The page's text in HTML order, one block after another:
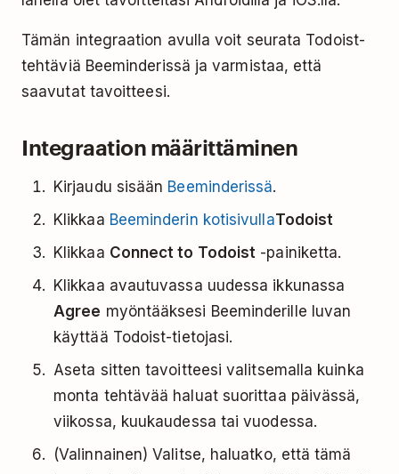
Tämän integraation avulla voit seurata Todoist-
tehtäviä Beeminderissä ja varmistaa, että
saavutat tavoitteesi.
Integraation määrittäminen
Kirjaudu sisään Beeminderissä.
Klikkaa Beeminderin kotisivullaTodoist
Klikkaa Connect to Todoist -painiketta.
Klikkaa avautuvassa uudessa ikkunassa
Agree myöntääksesi Beeminderille luvan
käyttää Todoist-tietojasi.
Aseta sitten tavoitteesi valitsemalla kuinka
monta tehtävää haluat suorittaa päivässä,
viikossa, kuukaudessa tai vuodessa.
(Valinnainen) Valitse, haluatko, että tämä